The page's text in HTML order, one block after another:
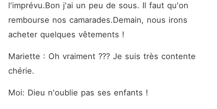
l'imprévu.Bon j'ai un peu de sous. Il faut qu'on
rembourse nos camarades.Demain, nous irons
acheter quelques vêtements !
Mariette : Oh vraiment ??? Je suis très contente
chérie.
Moi: Dieu n'oublie pas ses enfants !